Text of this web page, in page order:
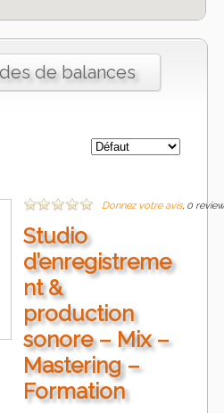
de balances
Donnez votre avis, 0
Studio
d’enregistreme
nt &
production
sonore – Mix –
Mastering –
Formation